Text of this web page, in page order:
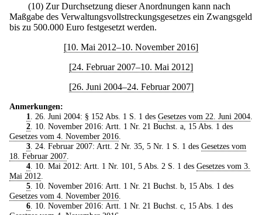
(10) Zur Durchsetzung dieser Anordnungen kann nach
Maßgabe des Verwaltungsvollstreckungsgesetzes ein Zwangsgeld
bis zu 500.000 Euro festgesetzt werden.
[10. Mai 2012–10. November 2016]
[24. Februar 2007–10. Mai 2012]
[26. Juni 2004–24. Februar 2007]
Anmerkungen:
1
. 26. Juni 2004: § 152 Abs. 1 S. 1 des Gesetzes vom 22. Juni 2004.
2. 10. November 2016: Artt. 1 Nr. 21 Buchst. a, 15 Abs. 1 des
Gesetzes vom 4. November 2016
3. 24. Februar 2007: Artt. 2 Nr. 35, 5 Nr. 1 S. 1 des Gesetzes vom
18. Februar 2007
4. 10. Mai 2012: Artt. 1 Nr. 101, 5 Abs. 2 S. 1 des Gesetzes vom 3.
Mai 2012
5. 10. November 2016: Artt. 1 Nr. 21 Buchst. b, 15 Abs. 1 des
Gesetzes vom 4. November 2016
6. 10. November 2016: Artt. 1 Nr. 21 Buchst. c, 15 Abs. 1 des